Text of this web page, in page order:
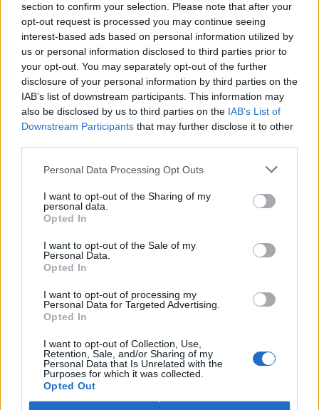
section to confirm your selection. Please note that after your
opt-out request is processed you may continue seeing
interest-based ads based on personal information utilized by
us or personal information disclosed to third parties prior to
your opt-out. You may separately opt-out of the further
disclosure of your personal information by third parties on the
IAB’s list of downstream participants. This information may
also be disclosed by us to third parties on the IAB’s List of
Downstream Participants that may further disclose it to other
Personal Data Processing Opt Outs
I want to opt-out of the Sharing of my
personal data.
Opted In
I want to opt-out of the Sale of my
Personal Data.
Opted In
I want to opt-out of processing my
Personal Data for Targeted Advertising.
Opted In
I want to opt-out of Collection, Use,
Retention, Sale, and/or Sharing of my
Personal Data that Is Unrelated with the
Purposes for which it was collected.
Opted Out
5.8.2026 20:13 (ČTK)
Celníci odhalili gang
překupníků chráněných druhů
papoušků působící v několika
krajích a zajistili asi stovku
ptáků. S odchytem a
zajištěním zvířat celníkům pomohly zoo v Praze, Zlíně a Ostravě. V
ostravské zahradě také papoušci nalezli dočasné útočiště. V
tiskové zprávě nawebucelníků to oznámila mluvčí Celní správy ČR
Martina Kaňková. Případem se zabývá policie.
Island vyhostí aktivisty bojující proti lovu velryb,
pronásledovali velrybáře
5.8.2026 19:54 (ČTK)
Islandské úřady nařídily
poté, co minulý týden
pobřežní stráž s policií zabavily
jejich loď, která pronásledovala velrybářské plavidlo. Pasažéři lodi
Watsona jsou od té doby zadržováni v Reykjavíku. Sám Watson na
palubě nebyl. Píše o tom agentura AFP s odvoláním na islandskou
Záchranná stanice v Praze přijímá kvůli vedrům více
volně žijících zvířat
5.8.2026 17:40 | PRAHA (
Kvůli vysokým letním